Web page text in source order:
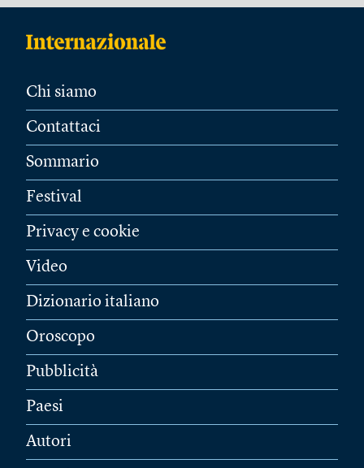
Chi siamo
Contattaci
Sommario
Festival
Privacy e cookie
Video
Dizionario italiano
Oroscopo
Pubblicità
Paesi
Autori